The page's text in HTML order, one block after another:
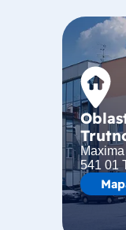
541 01